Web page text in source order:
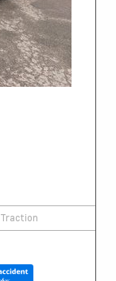
Traction